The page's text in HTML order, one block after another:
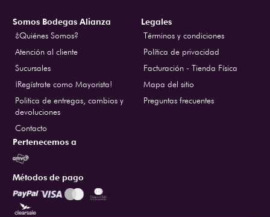
Somos Bodegas Alianza
¿Quiénes Somos?
Atención al cliente
Sucursales
¡Regístrate como Mayorista!
Politica de entregas, cambios y
devoluciones
Contacto
Legales
Términos y condiciones
Política de privacidad
Facturación - Tienda Física
Mapa del sitio
Preguntas frecuentes
Pertenecemos a
Métodos de pago